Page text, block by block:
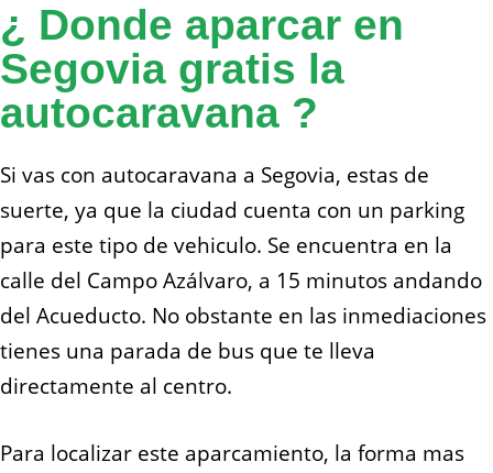
¿ Donde aparcar en
Segovia gratis la
autocaravana ?
Si vas con autocaravana a Segovia, estas de
suerte, ya que la ciudad cuenta con un parking
para este tipo de vehiculo. Se encuentra en la
calle del Campo Azálvaro, a 15 minutos andando
del Acueducto. No obstante en las inmediaciones
tienes una parada de bus que te lleva
directamente al centro.
Para localizar este aparcamiento, la forma mas